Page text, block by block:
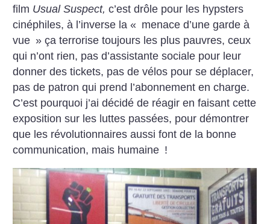
film Usual Suspect, c’est drôle pour les hypsters
cinéphiles, à l’inverse la « menace d’une garde à
vue » ça terrorise toujours les plus pauvres, ceux
qui n’ont rien, pas d’assistante sociale pour leur
donner des tickets, pas de vélos pour se déplacer,
pas de patron qui prend l’abonnement en charge.
C’est pourquoi j’ai décidé de réagir en faisant cette
exposition sur les luttes passées, pour démontrer
que les révolutionnaires aussi font de la bonne
communication, mais humaine !